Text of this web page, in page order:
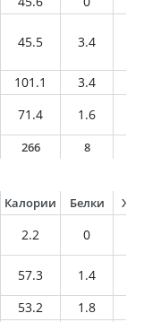
45.5 3.4
101.1 3.4
71.4 1.6
266 8
Калории Белки
2.2 0
57.3 1.4
53.2 1.8